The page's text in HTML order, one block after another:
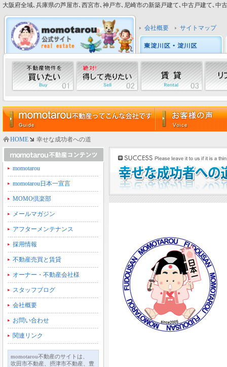
大阪府全域､兵庫県の芦屋市､西宮市､神戸市､尼崎市の新築戸建て､中古戸建て､中
会社概要 サイトマップ
HOME 幸せな成功者への道
momotarou
momotarou日本一宣言
MOMO倶楽部
メールマガジン
アフターメンテナンス
採用情報
不動産売買と賃貸
オーナー・不動産会社様
スタッフブログ
会社概要
お問い合わせ
関連リンク
momotarou不動産のサイトは、
吹田市不動産、摂津市不動産、豊